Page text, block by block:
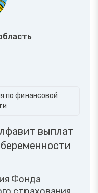
по финансовой
выплат
Фонда